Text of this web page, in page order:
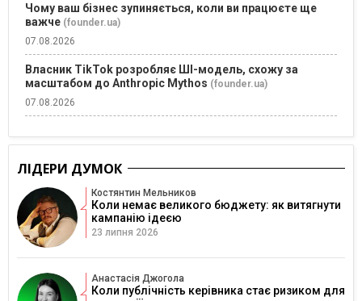
Чому ваш бізнес зупиняється, коли ви працюєте ще
важче (founder.ua)
07.08.2026
Власник TikTok розробляє ШІ-модель, схожу за
масштабом до Anthropic Mythos (founder.ua)
07.08.2026
ЛІДЕРИ ДУМОК
Костянтин Мельников
Коли немає великого бюджету: як витягнути
кампанію ідеєю
23 липня 2026
Анастасія Джогола
Коли публічність керівника стає ризиком для